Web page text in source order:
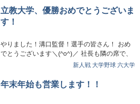
立教大学、優勝おめでとうございま
す！
やりました！溝口監督！選手の皆さん！ おめ
でとうございます＼(^o^)／ 社長も隣の席で、
新人戦 大学野球 六大学
年末年始も営業します！！